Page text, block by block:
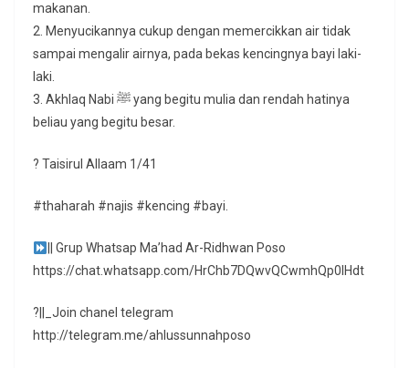
makanan.
2. Menyucikannya cukup dengan memercikkan air tidak
sampai mengalir airnya, pada bekas kencingnya bayi laki-
laki.
3. Akhlaq Nabi ﷺ yang begitu mulia dan rendah hatinya
beliau yang begitu besar.
? Taisirul Allaam 1/41
#thaharah #najis #kencing #bayi.
|| Grup Whatsap Ma’had Ar-Ridhwan Poso
https://chat.whatsapp.com/HrChb7DQwvQCwmhQp0lHdt
?||_Join chanel telegram
http://telegram.me/ahlussunnahposo